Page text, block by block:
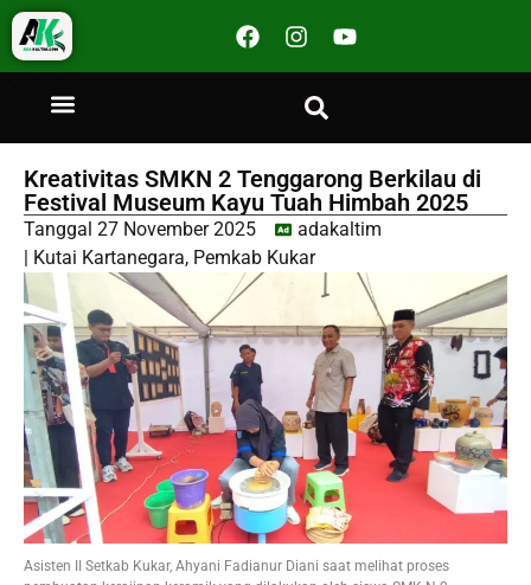
Kreativitas SMKN 2 Tenggarong Berkilau di
Festival Museum Kayu Tuah Himbah 2025
Tanggal 27 November 2025
adakaltim
Kutai Kartanegara, Pemkab Kukar
Asisten II Setkab Kukar, Ahyani Fadianur Diani saat melihat proses